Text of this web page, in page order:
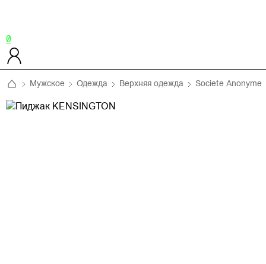
0
Мужское Одежда Верхняя одежда Societe Anonyme